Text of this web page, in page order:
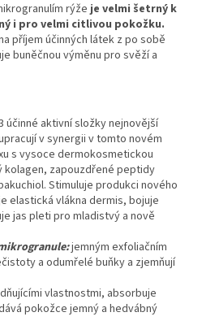
rýžeje velmi šetrný k
i pro velmi citlivou pokožku.
příjem účinných látek z po sobě
buněčnou výměnu pro svěží a
účinné aktivní složky nejnovější
v synergii v tomto novém
s vysoce dermokosmetickou
kolagen, zapouzdřené peptidy
Stimuluje produkci nového
elastická vlákna dermis, bojuje
jas pleti pro mladistvý a nově
jemným exfoliačním
a odumřelé buňky a zjemňují
vlastnostmi, absorbuje
pokožce jemný a hedvábný